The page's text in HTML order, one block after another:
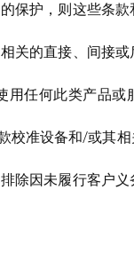
保护，则这些条
关的直接、间接
任何此类产品
校准设备和/或其
除因未履行客户